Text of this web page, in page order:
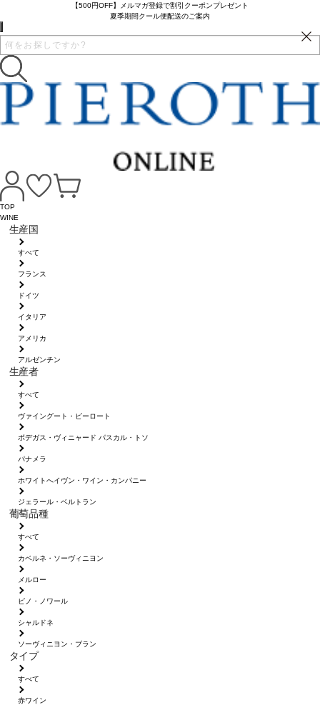
【500円OFF】メルマガ登録で割引クーポンプレゼント
夏季期間クール便配送のご案内
TOP
WINE
生産国
すべて
フランス
ドイツ
イタリア
アメリカ
アルゼンチン
生産者
すべて
ヴァイングート・ピーロート
ボデガス・ヴィニャード パスカル・トソ
パナメラ
ホワイトへイヴン・ワイン・カンパニー
ジェラール・ベルトラン
葡萄品種
すべて
カベルネ・ソーヴィニヨン
メルロー
ピノ・ノワール
シャルドネ
ソーヴィニヨン・ブラン
タイプ
すべて
赤ワイン